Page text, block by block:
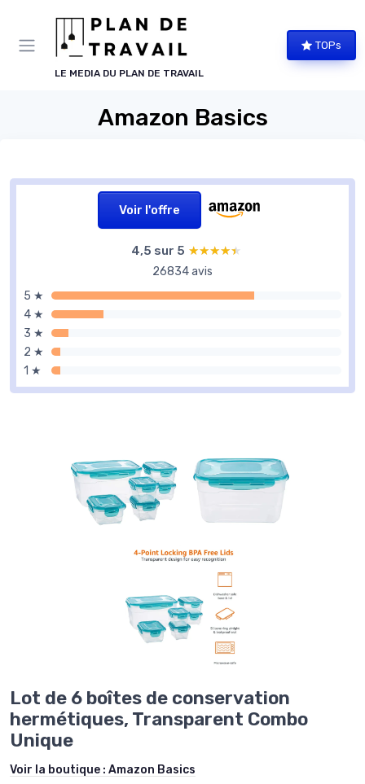
LE MEDIA DU PLAN DE TRAVAIL
TOPs
Amazon Basics
Voir l'offre
4,5 sur 5 ★★★★★
★★★★★
26834 avis
5 ★
4 ★
3 ★
2 ★
1 ★
Lot de 6 boîtes de conservation
hermétiques, Transparent Combo
Unique
Voir la boutique : Amazon Basics